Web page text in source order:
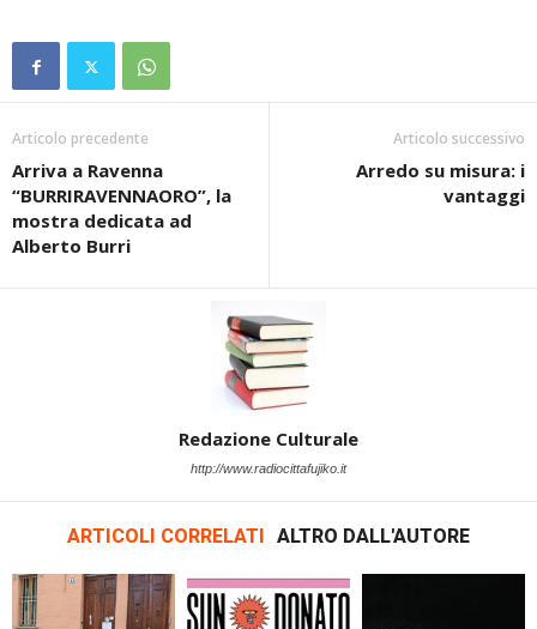
Articolo precedente
Arriva a Ravenna
“BURRIRAVENNAORO”, la
mostra dedicata ad
Alberto Burri
Articolo successivo
Arredo su misura: i
vantaggi
Redazione Culturale
http://www.radiocittafujiko.it
ARTICOLI CORRELATI ALTRO DALL'AUTORE